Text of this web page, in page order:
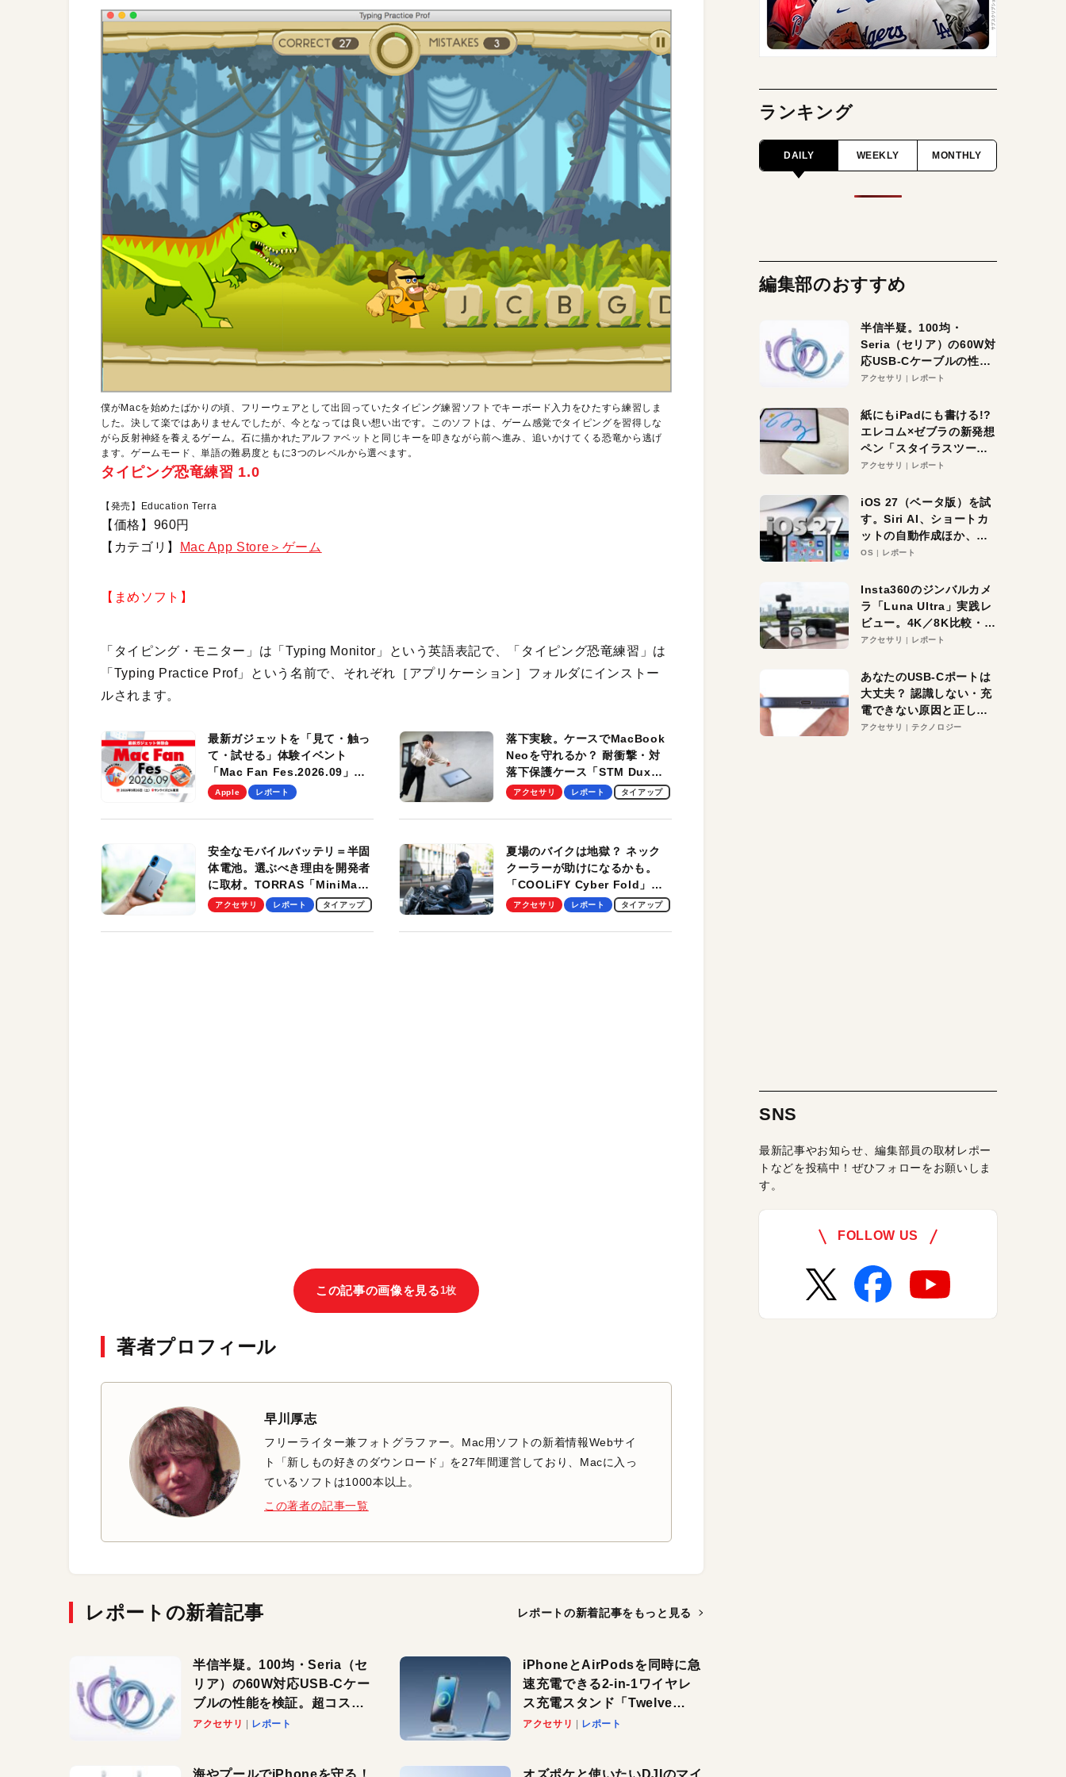
僕がMacを始めたばかりの頃、フリーウェアとして出回っていたタイピング練習ソフトでキーボード入力をひたすら練習しま
した。決して楽ではありませんでしたが、今となっては良い想い出です。このソフトは、ゲーム感覚でタイピングを習得しな
がら反射神経を養えるゲーム。石に描かれたアルファベットと同じキーを叩きながら前へ進み、追いかけてくる恐竜から逃げ
ます。ゲームモード、単語の難易度ともに3つのレベルから選べます。
タイピング恐竜練習 1.0
【発売】Education Terra
【価格】960円
【カテゴリ】
Mac App Store＞ゲーム
【まめソフト】
「タイピング・モニター」は「Typing Monitor」という英語表記で、「タイピング恐竜練習」は
「Typing Practice Prof」という名前で、それぞれ［アプリケーション］フォルダにインストー
ルされます。
最新ガジェットを「見て・触っ
て・試せる」体験イベント
「Mac Fan Fes.2026.09」
を、9月26日（土）に開催しま
Apple レポート
落下実験。ケースでMacBook
Neoを守れるか？ 耐衝撃・対
落下保護ケース「STM Dux
Ultra」を検証。学生、ビジネ
適！
アクセサリ レポート タイアップ
安全なモバイルバッテリ＝半固
体電池。選ぶべき理由を開発者
に取材。TORRAS「MiniMag
Pro」の実機レビューも
アクセサリ レポート タイアップ
夏場のバイクは地獄？ ネック
クーラーが助けになるかも。
「COOLiFY Cyber Fold」レ
ビュー。冷却の速さ、密着する
性がグッド！
アクセサリ レポート タイアップ
この記事の画像を見る1枚
著者プロフィール
早川厚志
フリーライター兼フォトグラファー。Mac用ソフトの新着情報Webサイ
ト「新しもの好きのダウンロード」を27年間運営しており、Macに入っ
ているソフトは1000本以上。
この著者の記事一覧
レポートの新着記事 レポートの新着記事をもっと見る
半信半疑。100均・Seria（セ
リア）の60W対応USB-Cケー
ブルの性能を検証。超コスパ
の1本を発見か？
アクセサリ レポート
iPhoneとAirPodsを同時に急
速充電できる2-in-1ワイヤレ
ス充電スタンド「Twelve
South HiRise 2 Deluxe」が
アクセサリ レポート
海やプールでiPhoneを守る！ オズポケと使いたいDJIのマイ
ランキング
DAILY WEEKLY MONTHLY
編集部のおすすめ
半信半疑。100均・
Seria（セリア）の60W対
応USB-Cケーブルの性能
を検証。超コスパの1本を
アクセサリ レポート
紙にもiPadにも書ける!?
エレコム×ゼブラの新発想
ペン「スタイラスツーウ
ェイ」レビュー。持ち替
アクセサリ レポート
iOS 27（ベータ版）を試
す。Siri AI、ショートカ
ットの自動作成ほか、期
待大の便利機能5選。
る未来はすぐそこ！
OS レポート
Insta360のジンバルカメ
ラ「Luna Ultra」実践レ
ビュー。4K／8K比較・ズ
ーム・夜間撮影をチェッ
アクセサリ レポート
あなたのUSB-Cポートは
大丈夫？ 認識しない・充
電できない原因と正しい
対策
アクセサリ テクノロジー
SNS
最新記事やお知らせ、編集部員の取材レポー
トなどを投稿中！ぜひフォローをお願いしま
す。
FOLLOW US